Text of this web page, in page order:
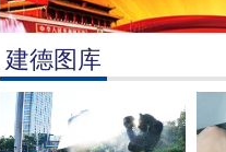
建德图库